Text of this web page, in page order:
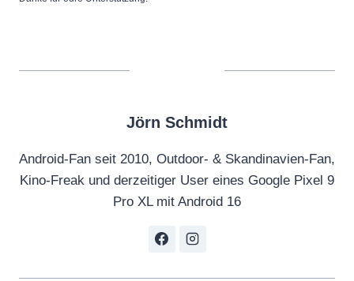
Jörn Schmidt
Android-Fan seit 2010, Outdoor- & Skandinavien-Fan,
Kino-Freak und derzeitiger User eines Google Pixel 9
Pro XL mit Android 16